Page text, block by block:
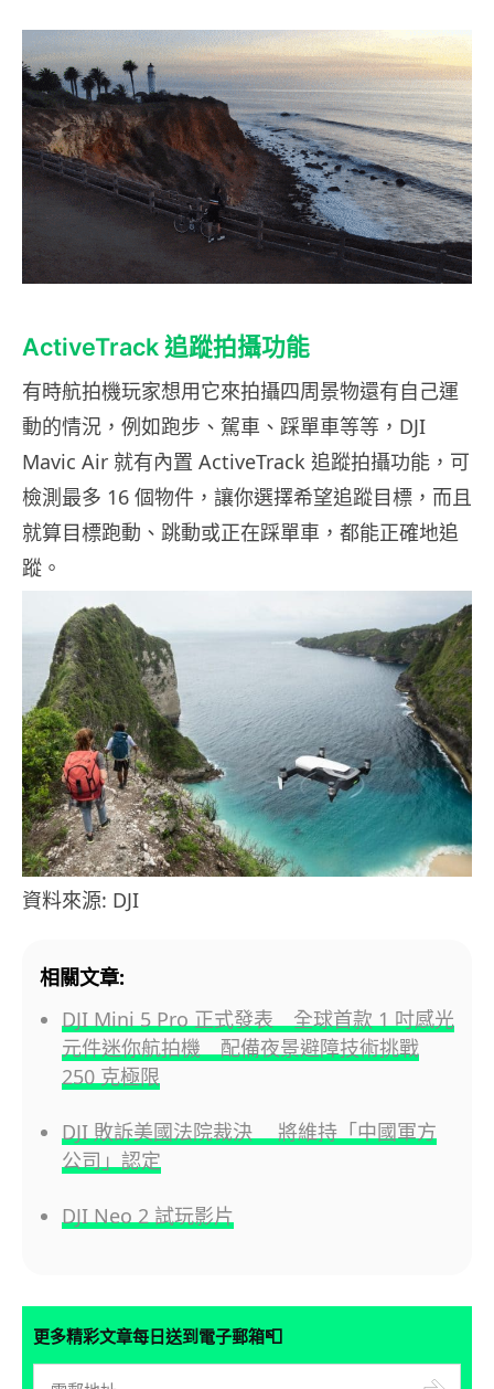
ActiveTrack 追蹤拍攝功能
有時航拍機玩家想用它來拍攝四周景物還有自己運
動的情況，例如跑步、駕車、踩單車等等，DJI
Mavic Air 就有內置 ActiveTrack 追蹤拍攝功能，可
檢測最多 16 個物件，讓你選擇希望追蹤目標，而且
就算目標跑動、跳動或正在踩單車，都能正確地追
蹤。
資料來源: DJI
相關文章:
DJI Mini 5 Pro 正式發表 全球首款 1 吋感光
元件迷你航拍機 配備夜景避障技術挑戰
250 克極限
DJI 敗訴美國法院裁決 將維持「中國軍方
公司」認定
DJI Neo 2 試玩影片
更多精彩文章每日送到電子郵箱📮